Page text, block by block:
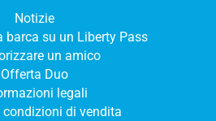
Notizie
barca su un Liberty Pass
un amico
Offerta Duo
legali
condizioni di vendita